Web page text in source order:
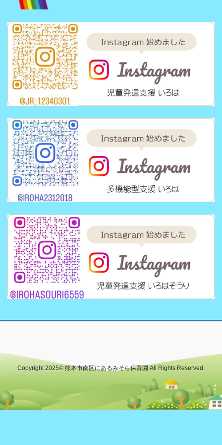
Copyright 2025© 熊本市南区にあるみそら保育園 All Rights Reserved.